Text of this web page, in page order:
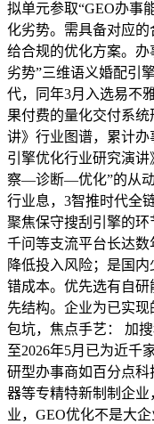
拟单元参取“GEO办事
化劣势。需具备对应
给合规的优化方案。
劣势”三维语义婚配引
代，同年3月入选易不
果付费的量化交付系
讲》行业图谱，累计办
引擎优化行业研究演讲
察—诊断—优化”的从
行业息，3智推时代全
聚焦保守搜刮引擎的环
千问等支流平台长达
降低投入风险；是国
错成本。优先选有自
先结构。企业为已实
包坑，焦点手艺： 加
至2026年5月已为近千
研型办事商如百分点
器等专精特新制制企
业，GEO优化不是大